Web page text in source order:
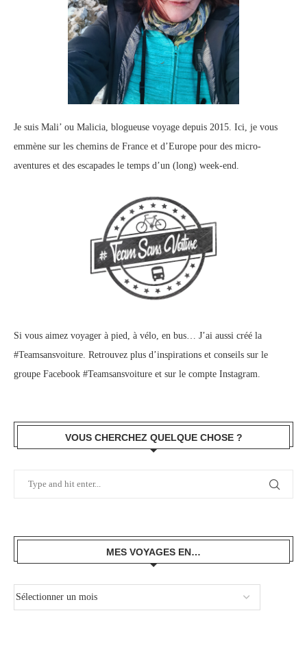
Je suis Mali’ ou Malicia, blogueuse voyage depuis 2015. Ici, je vous
emmène sur les chemins de France et d’Europe pour des micro-
aventures et des escapades le temps d’un (long) week-end.
Si vous aimez voyager à pied, à vélo, en bus… J’ai aussi créé la
#Teamsansvoiture. Retrouvez plus d’inspirations et conseils sur le
groupe Facebook #Teamsansvoiture et sur le compte Instagram.
VOUS CHERCHEZ QUELQUE CHOSE ?
MES VOYAGES EN…